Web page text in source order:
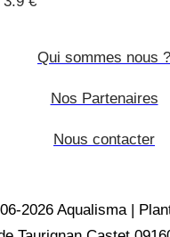
Qui sommes nous ?
Nos Partenaires
Nous contacter
2026 Aqualisma |